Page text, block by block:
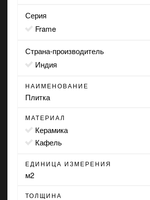
Серия
Frame
Страна-производитель
Индия
НАИМЕНОВАНИЕ
Плитка
МАТЕРИАЛ
Керамика
Кафель
ЕДИНИЦА ИЗМЕРЕНИЯ
м2
ТОЛЩИНА